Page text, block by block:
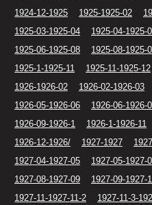
1924-12-1925
1925-1925-02
1925-03-1925-04
1925-04-1925-
1925-06-1925-08
1925-08-1925-
1925-1-1925-11
1925-11-1925-12
1926-1926-02
1926-02-1926-03
1926-05-1926-06
1926-06-1926-
1926-09-1926-1
1926-1-1926-11
1926-12-1926/
1927-1927
1927-04-1927-05
1927-05-1927-
1927-08-1927-09
1927-09-1927-1
1927-11-1927-11-2
1927-11-3-